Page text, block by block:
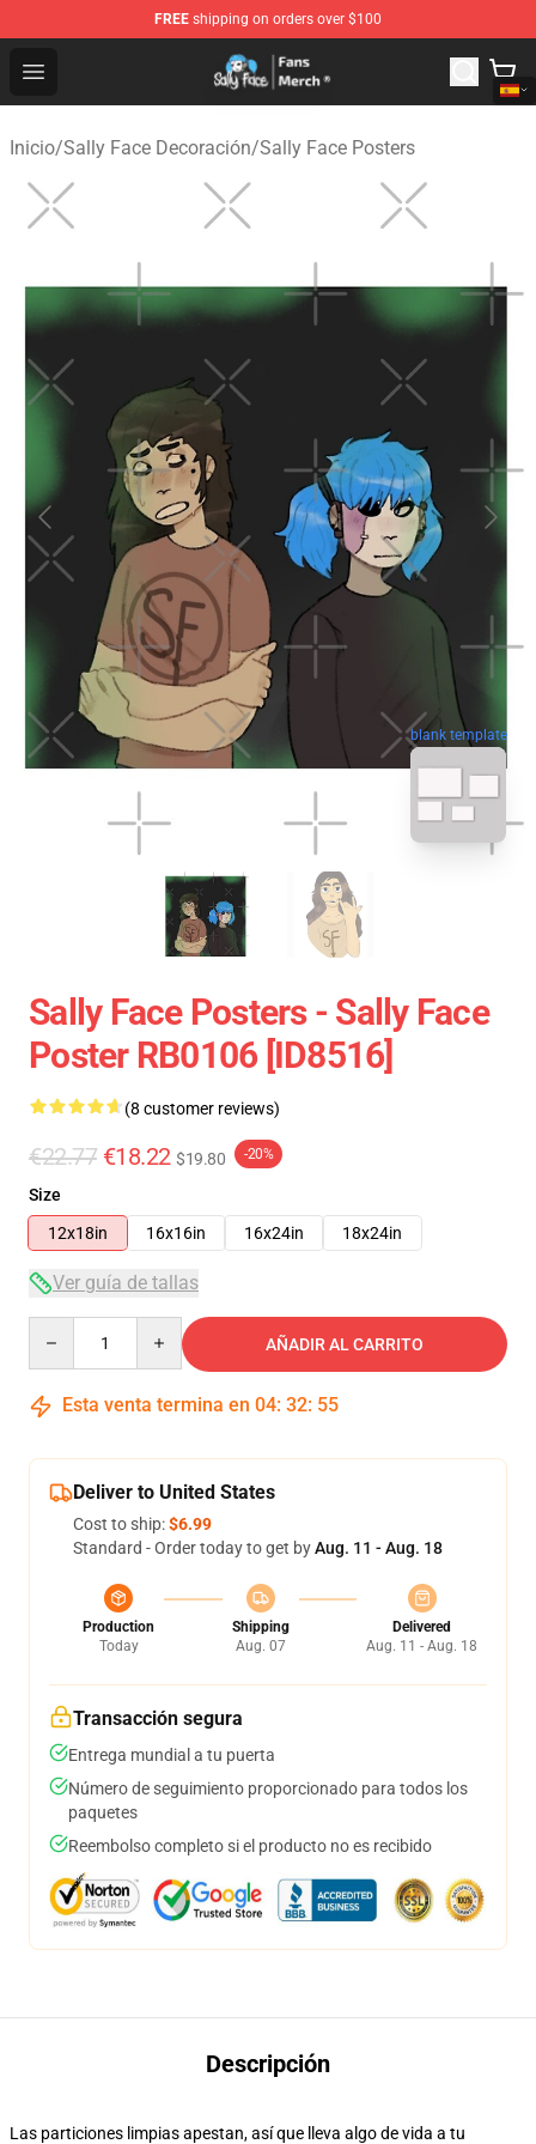
FREE shipping on orders over $100
Open menu
Sally Face Store - Official Sally Face Merchandise Shop
Inicio/Sally Face Decoración/Sally Face Posters
blank template
Sally Face Posters - Sally Face
Poster RB0106 [ID8516]
(8 customer reviews)
€22.77 €18.22 $19.80 -20%
Size
12x18in
16x16in 16x24in 18x24in
Ver guía de tallas
AÑADIR AL CARRITO
Esta venta termina en 04: 32: 54
Deliver to United States
Cost to ship:$6.99
Standard - Order today to get byAug. 11 - Aug. 18
Production
Today
Shipping
Aug. 07
Delivered
Aug. 11 - Aug. 18
Transacción segura
Entrega mundial a tu puerta
Número de seguimiento proporcionado para todos los
paquetes
Reembolso completo si el producto no es recibido
Descripción
Las particiones limpias apestan, así que lleva algo de vida a tu